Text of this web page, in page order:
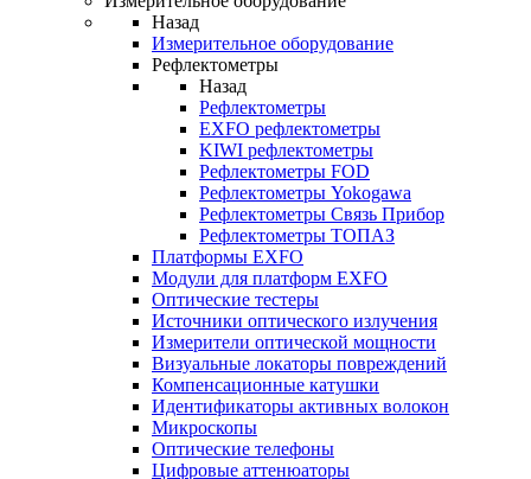
Назад
Измерительное оборудование
Рефлектометры
Назад
Рефлектометры
EXFO рефлектометры
KIWI рефлектометры
Рефлектометры FOD
Рефлектометры Yokogawa
Рефлектометры Связь Прибор
Рефлектометры ТОПАЗ
Платформы EXFO
Модули для платформ EXFO
Оптические тестеры
Источники оптического излучения
Измерители оптической мощности
Визуальные локаторы повреждений
Компенсационные катушки
Идентификаторы активных волокон
Микроскопы
Оптические телефоны
Цифровые аттенюаторы